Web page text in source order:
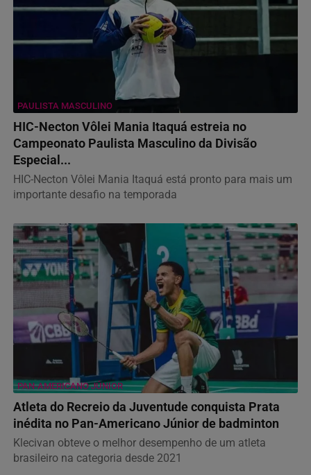
PAULISTA MASCULINO
HIC-Necton Vôlei Mania Itaquá estreia no
Campeonato Paulista Masculino da Divisão
Especial...
HIC-Necton Vôlei Mania Itaquá está pronto para mais um
importante desafio na temporada
PAN-AMERICANO JÚNIOR
Atleta do Recreio da Juventude conquista Prata
inédita no Pan-Americano Júnior de badminton
Klecivan obteve o melhor desempenho de um atleta
brasileiro na categoria desde 2021